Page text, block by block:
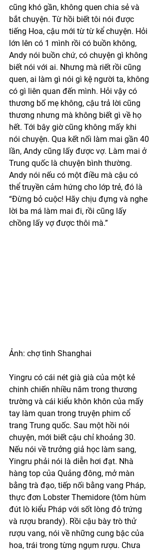
cũng khó gần, không quen chia sẻ và
bắt chuyện. Từ hồi biết tôi nói được
tiếng Hoa, cậu mới từ từ kể chuyện. Hỏi
lớn lên có 1 mình rồi có buồn không,
Andy nói buồn chứ, có chuyện gì không
biết nói với ai. Nhưng mà riết rồi cũng
quen, ai làm gì nói gì kệ người ta, không
có gì liên quan đến mình. Hỏi vậy có
thương bố mẹ không, cậu trả lời cũng
thương nhưng mà không biết gì về họ
hết. Tới bây giờ cũng không mấy khi
nói chuyện. Qua kết nối làm mai gần 40
lần, Andy cũng lấy được vợ. Làm mai ở
Trung quốc là chuyện bình thường.
Andy nói nếu có một điều mà cậu có
thể truyền cảm hứng cho lớp trẻ, đó là
“Đừng bỏ cuộc! Hãy chịu đựng và nghe
lời ba má làm mai đi, rồi cũng lấy
chồng lấy vợ được thôi mà.”
Ảnh: chợ tình Shanghai
Yingru có cái nét già già của một kẻ
chinh chiến nhiều năm trong thương
trường và cái kiểu khôn khôn của mấy
tay làm quan trong truyện phim cổ
trang Trung quốc. Sau một hồi nói
chuyện, mới biết cậu chỉ khoảng 30.
Nếu nói về trưởng giả học làm sang,
Yingru phải nói là diễn hơi đạt. Nhà
hàng top của Quảng đông, mở màn
bằng trà đạo, tiếp nối bằng vang Pháp,
thực đơn Lobster Themidore (tôm hùm
đút lò kiểu Pháp với sốt lòng đỏ trứng
và rượu brandy). Rồi cậu bày trò thử
rượu vang, nói về những cung bậc của
hoa, trái trong từng ngụm rượu. Chưa